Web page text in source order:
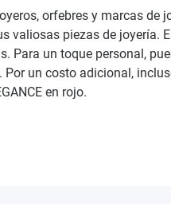
orfebres y marcas
valiosas piezas de joyería.
un toque personal,
un costo adicional,
en rojo.